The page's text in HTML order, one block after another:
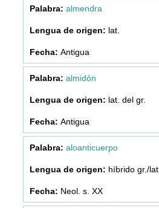
almendra
lat.
Antigua
almidón
lat. del gr.
Antigua
aloanticuerpo
híbrido gr./lat.
Neol. s. XX